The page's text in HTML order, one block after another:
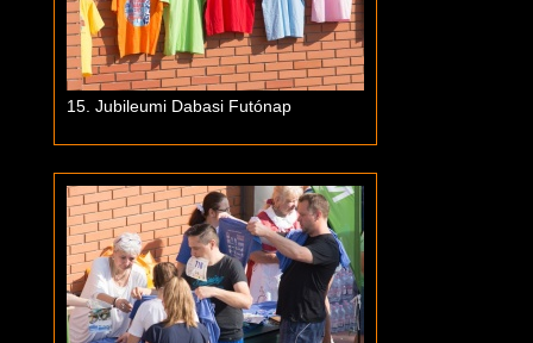
15. Jubileumi Dabasi Futónap